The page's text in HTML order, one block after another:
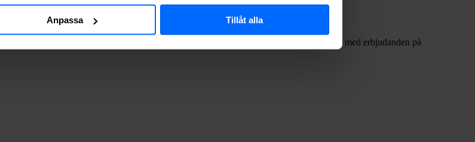
Anpassa Tillåt alla
finns de tillgängliga? Tabellen nedan visar hur ofta internetleverantörerna har dykt upp med erbjudanden på